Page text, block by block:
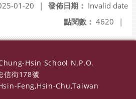
發佈日期： Invalid date
01-20
|
點閱數： 4620 |
Hsin School N.P.O.
信街178號
Feng,Hsin-Chu,Taiwan